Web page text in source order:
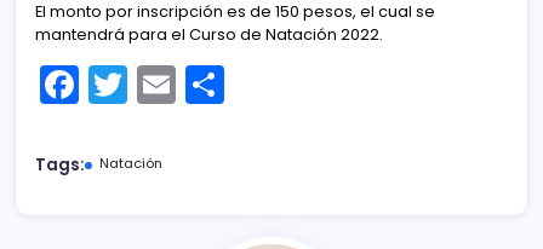
El monto por inscripción es de 150 pesos, el cual se
mantendrá para el Curso de Natación 2022.
F
c
T
itt
E
Tags: Natación